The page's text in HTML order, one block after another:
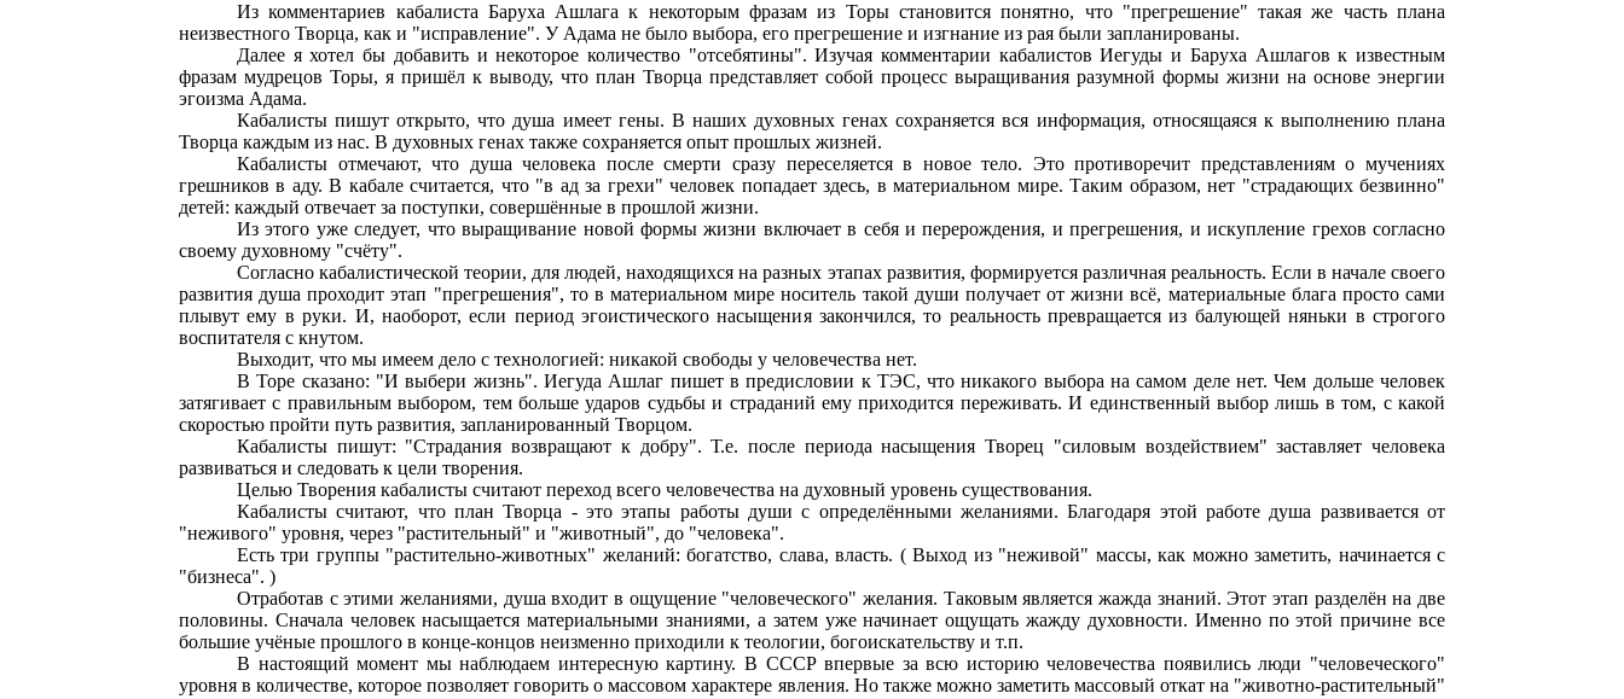
Из комментариев кабалиста Баруха Ашлага к некоторым фразам из Торы становится понятно, что "прегрешение" такая же часть плана
неизвестного Творца, как и "исправление". У Адама не было выбора, его прегрешение и изгнание из рая были запланированы.
Далее я хотел бы добавить и некоторое количество "отсебятины". Изучая комментарии кабалистов Иегуды и Баруха Ашлагов к известным
фразам мудрецов Торы, я пришёл к выводу, что план Творца представляет собой процесс выращивания разумной формы жизни на основе энергии
эгоизма Адама.
Кабалисты пишут открыто, что душа имеет гены. В наших духовных генах сохраняется вся информация, относящаяся к выполнению плана
Творца каждым из нас. В духовных генах также сохраняется опыт прошлых жизней.
Кабалисты отмечают, что душа человека после смерти сразу переселяется в новое тело. Это противоречит представлениям о мучениях
грешников в аду. В кабале считается, что "в ад за грехи" человек попадает здесь, в материальном мире. Таким образом, нет "страдающих безвинно"
детей: каждый отвечает за поступки, совершённые в прошлой жизни.
Из этого уже следует, что выращивание новой формы жизни включает в себя и перерождения, и прегрешения, и искупление грехов согласно
своему духовному "счёту".
Согласно кабалистической теории, для людей, находящихся на разных этапах развития, формируется различная реальность. Если в начале своего
развития душа проходит этап "прегрешения", то в материальном мире носитель такой души получает от жизни всё, материальные блага просто сами
плывут ему в руки. И, наоборот, если период эгоистического насыщения закончился, то реальность превращается из балующей няньки в строгого
воспитателя с кнутом.
Выходит, что мы имеем дело с технологией: никакой свободы у человечества нет.
В Торе сказано: "И выбери жизнь". Иегуда Ашлаг пишет в предисловии к ТЭС, что никакого выбора на самом деле нет. Чем дольше человек
затягивает с правильным выбором, тем больше ударов судьбы и страданий ему приходится переживать. И единственный выбор лишь в том, с какой
скоростью пройти путь развития, запланированный Творцом.
Кабалисты пишут: "Страдания возвращают к добру". Т.е. после периода насыщения Творец "силовым воздействием" заставляет человека
развиваться и следовать к цели творения.
Целью Творения кабалисты считают переход всего человечества на духовный уровень существования.
Кабалисты считают, что план Творца - это этапы работы души с определёнными желаниями. Благодаря этой работе душа развивается от
"неживого" уровня, через "растительный" и "животный", до "человека".
Есть три группы "растительно-животных" желаний: богатство, слава, власть. ( Выход из "неживой" массы, как можно заметить, начинается с
"бизнеса". )
Отработав с этими желаниями, душа входит в ощущение "человеческого" желания. Таковым является жажда знаний. Этот этап разделён на две
половины. Сначала человек насыщается материальными знаниями, а затем уже начинает ощущать жажду духовности. Именно по этой причине все
большие учёные прошлого в конце-концов неизменно приходили к теологии, богоискательству и т.п.
В настоящий момент мы наблюдаем интересную картину. В СССР впервые за всю историю человечества появились люди "человеческого"
уровня в количестве, которое позволяет говорить о массовом характере явления. Но также можно заметить массовый откат на "животно-растительный"